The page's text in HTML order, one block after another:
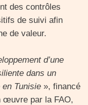
des contrôles
de suivi afin
de valeur.
d’une
dans un
Tunisie », financé
œuvre par la FAO,